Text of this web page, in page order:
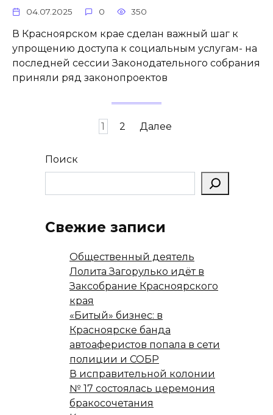
04.07.2025 0 350
В Красноярском крае сделан важный шаг к
упрощению доступа к социальным услугам- на
последней сессии Законодательного собрания
приняли ряд законопроектов
1 2 Далее
Поиск
Свежие записи
Общественный деятель
Лолита Загорулько идёт в
Заксобрание Красноярского
края
«Битый» бизнес: в
Красноярске банда
автоаферистов попала в сети
полиции и СОБР
В исправительной колонии
№ 17 состоялась церемония
бракосочетания